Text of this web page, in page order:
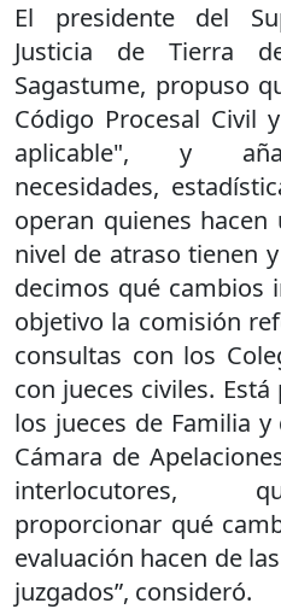
El presidente del
Justicia de Tierra
Sagastume, propuso
Código Procesal Civil
aplicable", y
necesidades,
operan quienes
nivel de atraso tienen
decimos qué cambios
objetivo la comisión
consultas con los
con jueces civiles.
los jueces de Familia
Cámara de
interlocutores,
proporcionar qué
evaluación hacen de
juzgados”, consideró.